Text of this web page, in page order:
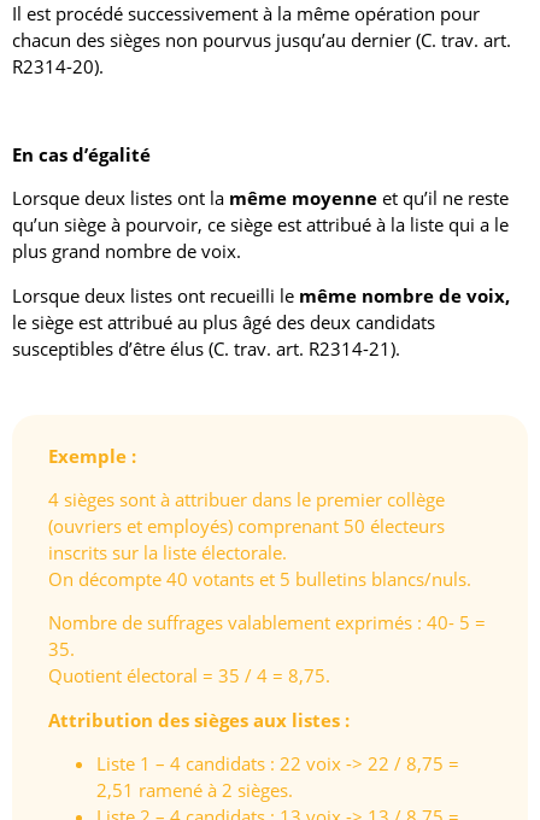
Il est procédé successivement à la même opération pour
chacun des sièges non pourvus jusqu’au dernier (C. trav. art.
R2314-20).
En cas d’égalité
Lorsque deux listes ont la même moyenne et qu’il ne reste
qu’un siège à pourvoir, ce siège est attribué à la liste qui a le
plus grand nombre de voix.
Lorsque deux listes ont recueilli le même nombre de voix,
le siège est attribué au plus âgé des deux candidats
susceptibles d’être élus (C. trav. art. R2314-21).
Exemple :
4 sièges sont à attribuer dans le premier collège
(ouvriers et employés) comprenant 50 électeurs
inscrits sur la liste électorale.
On décompte 40 votants et 5 bulletins blancs/nuls.
Nombre de suffrages valablement exprimés : 40- 5 =
35.
Quotient électoral = 35 / 4 = 8,75.
Attribution des sièges aux listes :
Liste 1 – 4 candidats : 22 voix -> 22 / 8,75 =
2,51 ramené à 2 sièges.